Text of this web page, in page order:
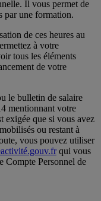
Il vous permet de
par une formation.
de ces heures au
à votre
tous les éléments
de votre
le bulletin de salaire
mentionnant votre
exigée que si vous avez
ou restant à
vous pouvez utiliser
qui vous
Compte Personnel de